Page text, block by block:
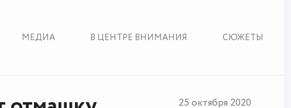
МЕДИА В ЦЕНТРЕ ВНИМАНИЯ СЮЖЕТЫ
25 октября 2020